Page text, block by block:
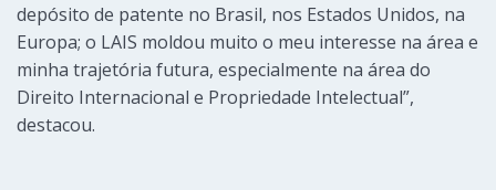
depósito de patente no Brasil, nos Estados Unidos, na
Europa; o LAIS moldou muito o meu interesse na área e
minha trajetória futura, especialmente na área do
Direito Internacional e Propriedade Intelectual”,
destacou.